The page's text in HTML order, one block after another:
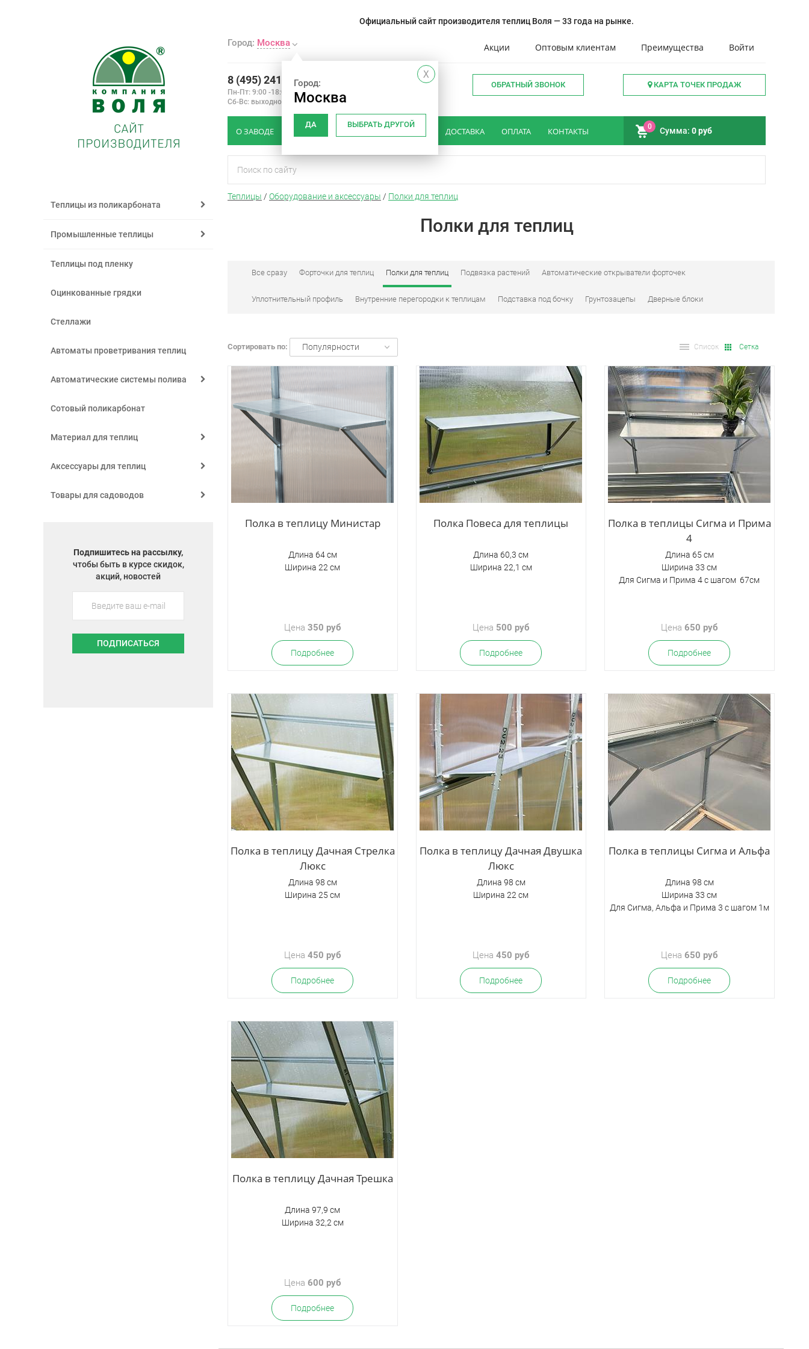
Официальный сайт производителя теплиц Воля — 33 года на рынке.
Город: Москва
X
Город:
Москва
ДА ВЫБРАТЬ ДРУГОЙ
Акции Оптовым клиентам Преимущества Войти
8 (495) 241-14-01
Пн-Пт: 9:00 -18:00
Сб-Вс: выходной
КАРТА ТОЧЕК ПРОДАЖ
ОБРАТНЫЙ ЗВОНОК
О ЗАВОДЕ КАК ВЫБРАТЬ ТЕПЛИЦУ ДОСТАВКА ОПЛАТА КОНТАКТЫ 0 Сумма: 0 руб
Теплицы из поликарбоната
Промышленные теплицы
Теплицы под пленку
Оцинкованные грядки
Стеллажи
Автоматы проветривания теплиц
Автоматические системы полива
Сотовый поликарбонат
Материал для теплиц
Аксессуары для теплиц
Товары для садоводов
Подпишитесь на рассылку,
чтобы быть в курсе скидок,
акций, новостей
ПОДПИСАТЬСЯ
Теплицы / Оборудование и аксессуары / Полки для теплиц
Полки для теплиц
Все сразу Форточки для теплиц Полки для теплиц Подвязка растений Автоматические открыватели форточек
Уплотнительный профиль Внутренние перегородки к теплицам Подставка под бочку Грунтозацепы Дверные блоки
Сортировать по: Популярности Список Сетка
Полка в теплицу Министар
Длина 64 см
Ширина 22 см
Цена 350 руб
Подробнее
Полка Повеса для теплицы
Длина 60,3 см
Ширина 22,1 см
Цена 500 руб
Подробнее
Полка в теплицы Сигма и Прима
4
Длина 65 см
Ширина 33 см
Для Сигма и Прима 4 с шагом 67см
Цена 650 руб
Подробнее
Полка в теплицу Дачная Стрелка
Люкс
Длина 98 см
Ширина 25 см
Цена 450 руб
Подробнее
Полка в теплицу Дачная Двушка
Люкс
Длина 98 см
Ширина 22 см
Цена 450 руб
Подробнее
Полка в теплицы Сигма и Альфа
Длина 98 см
Ширина 33 см
Для Сигма, Альфа и Прима 3 с шагом 1м
Цена 650 руб
Подробнее
Полка в теплицу Дачная Трешка
Длина 97,9 см
Ширина 32,2 см
Цена 600 руб
Подробнее